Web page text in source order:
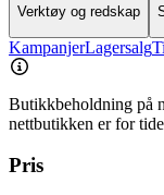
Verktøy og redskap
KampanjerLagersalg
Butikkbeholdning på
nettbutikken er for
Pris